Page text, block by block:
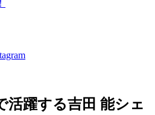
活躍する吉田 能シェ